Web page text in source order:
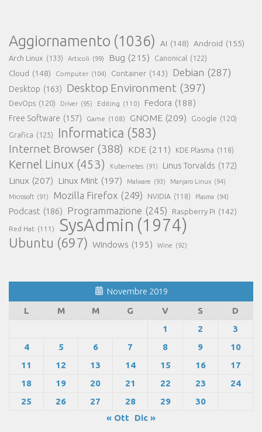
Aggiornamento (1036) AI (148) Android (155)
Arch Linux (133) Articoli (99) Bug (215) Canonical (122)
Cloud (148) Computer (104) Container (143) Debian (287)
Desktop (163) Desktop Environment (397)
DevOps (120) Driver (95) Editing (110) Fedora (188)
Free Software (157) Game (108) GNOME (209) Google (120)
Grafica (125) Informatica (583)
Internet Browser (388) KDE (211) KDE Plasma (118)
Kernel Linux (453) Kubernetes (91) Linus Torvalds (172)
Linux (207) Linux Mint (197) Malware (93) Manjaro Linux (94)
Microsoft (91) Mozilla Firefox (249) NVIDIA (118) Plasma (94)
Podcast (186) Programmazione (245) Raspberry Pi (142)
Red Hat (111) SysAdmin (1974)
Ubuntu (697) Windows (195) Wine (92)
Novembre 2019
L
M M G V S
D
1
2
3
4
5 6 7 8 9
10
11
12 13 14 15 16
17
18
19 20 21 22 23
24
25
26 27 28 29
30
« Ott
Dic »